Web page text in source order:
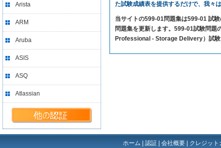
Arista
ARM
Aruba
ASIS
ASQ
Atlassian
た試験成績表を提供するだけで、我々
当サイトの599-01問題集は599-01 試
問題集を更新します。599-01試験問
Professional - Storage Delivery）試
ホーム 認証 会社概要 クレジッ